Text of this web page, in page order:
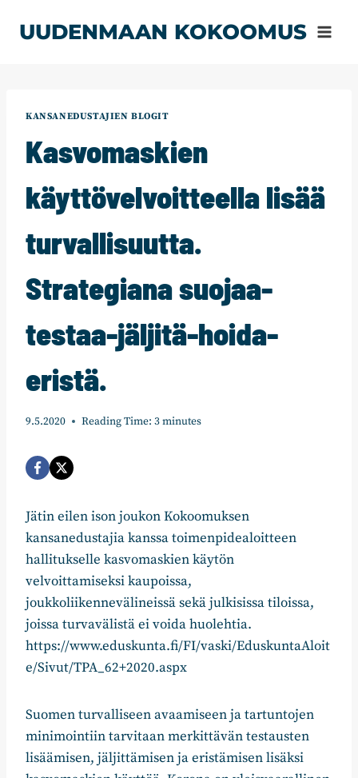
sisältöön
UUDENMAAN KOKOOMUS
KANSANEDUSTAJIEN BLOGIT
Kasvomaskien
käyttövelvoitteella lisää
turvallisuutta.
Strategiana suojaa-
testaa-jäljitä-hoida-
eristä.
9.5.2020 Reading Time: 3minutes
Jätin eilen ison joukon Kokoomuksen
kansanedustajia kanssa toimenpidealoitteen
hallitukselle kasvomaskien käytön
velvoittamiseksi kaupoissa,
joukkoliikennevälineissä sekä julkisissa tiloissa,
joissa turvavälistä ei voida huolehtia.
https://www.eduskunta.fi/FI/vaski/EduskuntaAloit
e/Sivut/TPA_62+2020.aspx
Suomen turvalliseen avaamiseen ja tartuntojen
minimointiin tarvitaan merkittävän testausten
lisäämisen, jäljittämisen ja eristämisen lisäksi